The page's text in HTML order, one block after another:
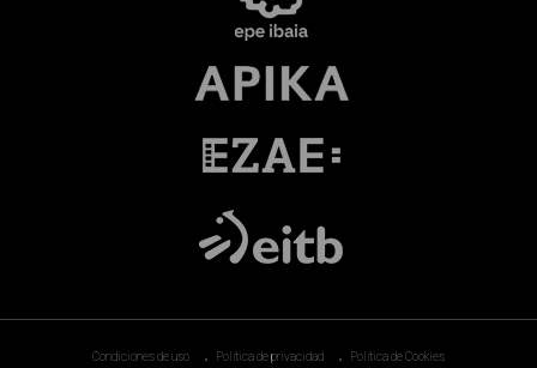
Condiciones de uso Política de privacidad Política de Cookies